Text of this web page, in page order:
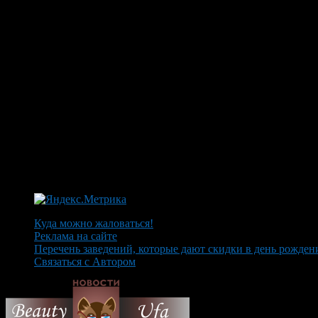
Куда можно жаловаться!
Реклама на сайте
Перечень заведений, которые дают скидки в день
Связаться с Автором